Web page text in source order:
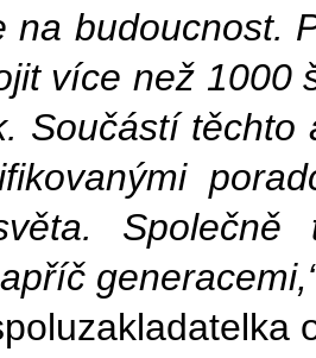
na budoucnost.
více než 1000
Součástí